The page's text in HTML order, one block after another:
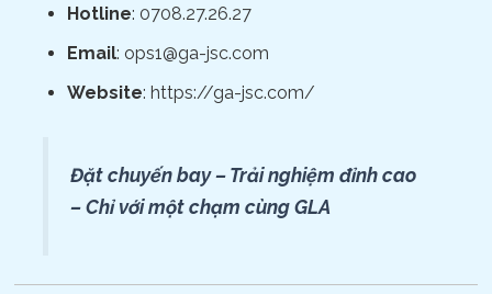
Hotline: 0708.27.26.27
Email: ops1@ga-jsc.com
Website: https://ga-jsc.com/
Đặt chuyến bay – Trải nghiệm đỉnh cao
– Chỉ với một chạm cùng GLA